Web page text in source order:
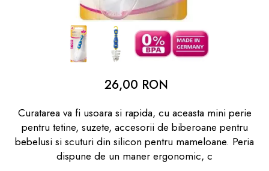
dopuri de urechi
Produse îngrijire copii
26,00 RON
Curatarea va fi usoara si rapida, cu aceasta mini perie
pentru tetine, suzete, accesorii de biberoane pentru
bebelusi si scuturi din silicon pentru mameloane. Peria
dispune de un maner ergonomic, c